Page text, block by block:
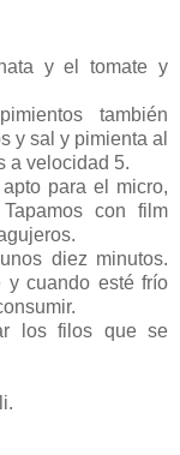
y el tomate y
también
y sal y pimienta al
a velocidad 5.
para el micro,
con film
diez minutos.
y cuando esté frío
los filos que se